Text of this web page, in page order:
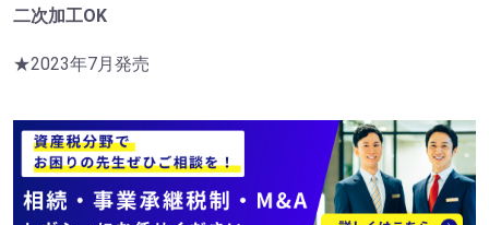
二次加工OK
★2023年7月発売